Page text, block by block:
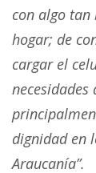
con algo tan
hogar; de
cargar el
necesidades
dignidad en
Araucanía”.